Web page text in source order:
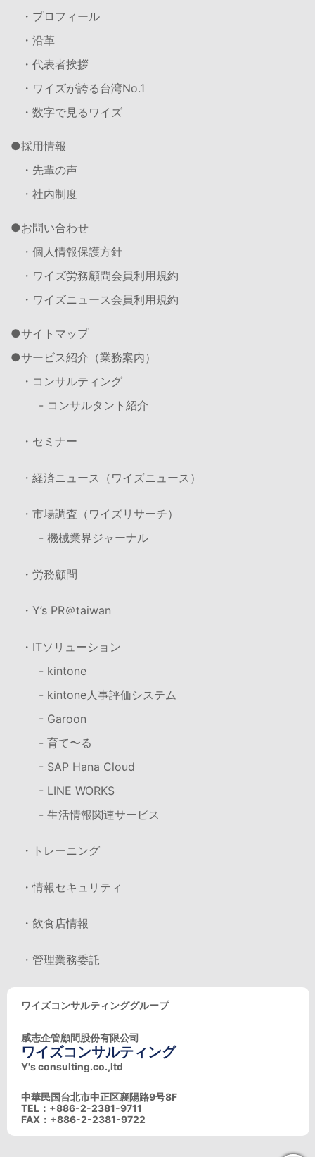
・プロフィール
・沿革
・代表者挨拶
・ワイズが誇る台湾No.1
・数字で見るワイズ
採用情報
・先輩の声
・社内制度
お問い合わせ
・個人情報保護方針
・ワイズ労務顧問会員利用規約
・ワイズニュース会員利用規約
サイトマップ
サービス紹介（業務案内）
・コンサルティング
- コンサルタント紹介
・セミナー
・経済ニュース（ワイズニュース）
・市場調査（ワイズリサーチ）
- 機械業界ジャーナル
・労務顧問
・Y’s PR＠taiwan
・ITソリューション
- kintone
- kintone人事評価システム
- Garoon
- 育て〜る
- SAP Hana Cloud
- LINE WORKS
- 生活情報関連サービス
・トレーニング
・情報セキュリティ
・飲食店情報
・管理業務委託
ワイズコンサルティンググループ
威志企管顧問股份有限公司
ワイズコンサルティング
Y's consulting.co.,ltd
中華民国台北市中正区襄陽路9号8F
TEL：+886-2-2381-9711
FAX：+886-2-2381-9722